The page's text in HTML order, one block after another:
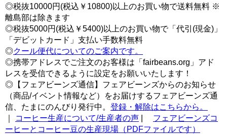
◎税抜10000円(税込￥10800)以上のお買い物で送料無料 ※
離島部は除きます
◎税抜5000円(税込￥5400)以上のお買い物で「代引(現金)」
「デビットカード」支払い手数料無料
◎クール便代についてのご案内です。
◎携帯アドレスでご注文のお客様は「fairbeans.org」アド
レスを受信できるように設定をお願いいたします！
◎【フェアビーンズ通信】フェアビーンズからのお知らせ
（商品/イベント情報など）をお届けするフェアビーンズ通
信、たまにのんびり発行中。 登録・解除はこちらから。
コーヒー生産について/生産者の声
フェアビーンズコ
ーヒーとコーヒー豆の生産現場（PDFファイルです）